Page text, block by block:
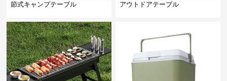
節式キャンプテーブル
アウトドアテーブル